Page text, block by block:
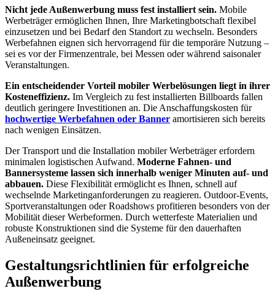
Nicht jede Außenwerbung muss fest installiert sein. Mobile
Werbeträger ermöglichen Ihnen, Ihre Marketingbotschaft flexibel
einzusetzen und bei Bedarf den Standort zu wechseln. Besonders
Werbefahnen eignen sich hervorragend für die temporäre Nutzung –
sei es vor der Firmenzentrale, bei Messen oder während saisonaler
Veranstaltungen.
Ein entscheidender Vorteil mobiler Werbelösungen liegt in ihrer
Kosteneffizienz. Im Vergleich zu fest installierten Billboards fallen
deutlich geringere Investitionen an. Die Anschaffungskosten für
hochwertige Werbefahnen oder Banner amortisieren sich bereits
nach wenigen Einsätzen.
Der Transport und die Installation mobiler Werbeträger erfordern
minimalen logistischen Aufwand. Moderne Fahnen- und
Bannersysteme lassen sich innerhalb weniger Minuten auf- und
abbauen. Diese Flexibilität ermöglicht es Ihnen, schnell auf
wechselnde Marketinganforderungen zu reagieren. Outdoor-Events,
Sportveranstaltungen oder Roadshows profitieren besonders von der
Mobilität dieser Werbeformen. Durch wetterfeste Materialien und
robuste Konstruktionen sind die Systeme für den dauerhaften
Außeneinsatz geeignet.
Gestaltungsrichtlinien für erfolgreiche
Außenwerbung